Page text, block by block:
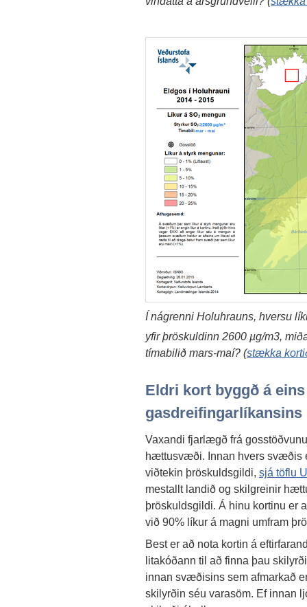
Í nágrenni Holuhrauns, hversu
yfir þröskuldinn 2600 µg/m3,
tímabilið mars-maí? (stækka
Eldri kort byggð á
gasdreifingarlíkansins
Vaxandi fjarlægð frá
hættusvæði. Innan hvers svæðis
viðtekin þröskuldsgildi, sjá töflu
mestallt landið og skilgreinir
þröskuldsgildi. Á hinu kortinu er
við 90% líkur á magni umfram
Best er að nota kortin á
litakóðann til að finna þau
innan svæðisins sem afmarkað
skilyrðin séu varasöm. Ef innan